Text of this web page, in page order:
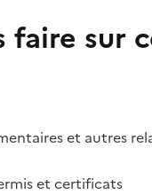
faire sur
et autres
et certificats